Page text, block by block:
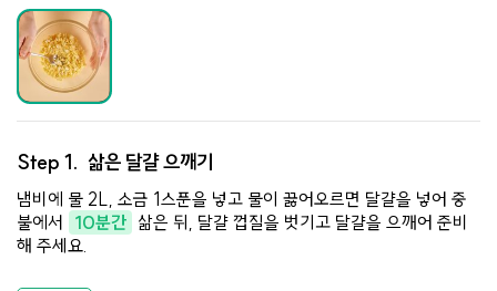
Step 1. 삶은 달걀 으깨기
냄비에 물 2L, 소금 1스푼을 넣고 물이 끓어오르면 달걀을 넣어 중
불에서
10분간 삶은 뒤, 달걀 껍질을 벗기고 달걀을 으깨어 준비
해 주세요.